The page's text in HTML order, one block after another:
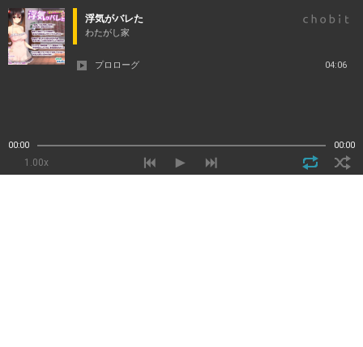
浮気がバレた
わたがし家
プロローグ 04:06
00:00 00:00
1.00x